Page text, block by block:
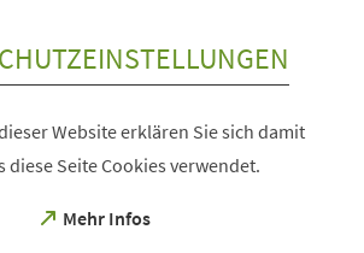
Website erklären Sie sich damit
diese Seite Cookies verwendet.
Mehr Infos
(Öffnet